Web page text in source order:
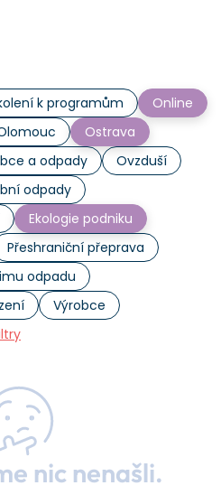
k programům
Online
Ostrava
a odpady
Ovzduší
odpady
Ekologie podniku
Přeshraniční přeprava
odpadu
Výrobce
nic nenašli.